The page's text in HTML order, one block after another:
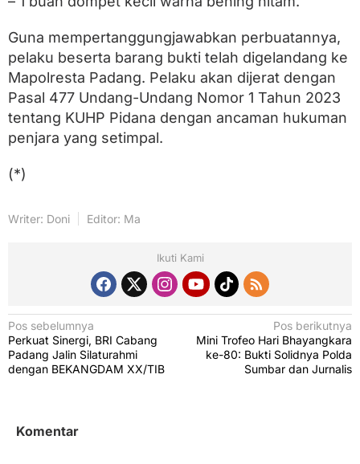
Guna mempertanggungjawabkan perbuatannya,
pelaku beserta barang bukti telah digelandang ke
Mapolresta Padang. Pelaku akan dijerat dengan
Pasal 477 Undang-Undang Nomor 1 Tahun 2023
tentang KUHP Pidana dengan ancaman hukuman
penjara yang setimpal.
(*)
Writer: Doni Editor: Ma
Ikuti Kami
N
a
v
a
Pos sebelumnya
Perkuat Sinergi, BRI Cabang
Padang Jalin Silaturahmi
dengan BEKANGDAM XX/TIB
Pos berikutnya
Mini Trofeo Hari Bhayangkara
ke-80: Bukti Solidnya Polda
Sumbar dan Jurnalis
Komentar